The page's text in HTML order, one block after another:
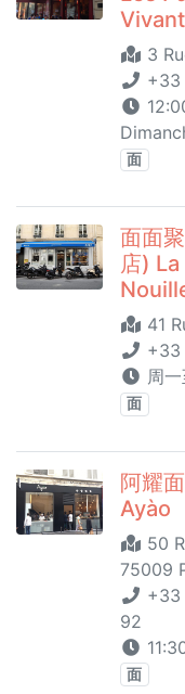
3
+33
面
面面
店)
41
+33
周
面
阿耀
Ayào
50
75009
+33
92
面